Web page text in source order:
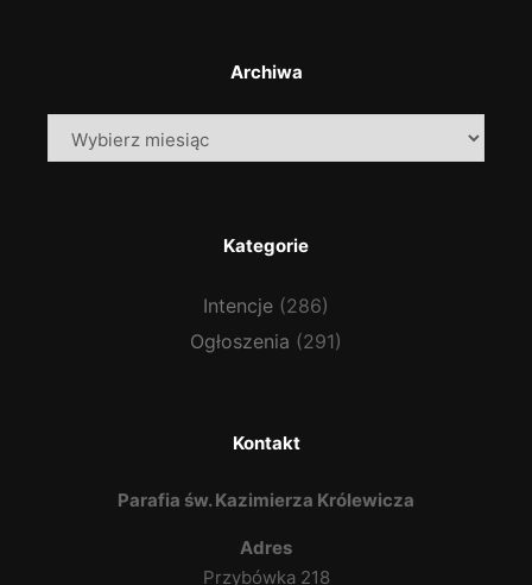
Archiwa
Archiwa
Kategorie
Intencje (286)
Ogłoszenia (291)
Kontakt
Parafia św. Kazimierza Królewicza
Adres
Przybówka 218